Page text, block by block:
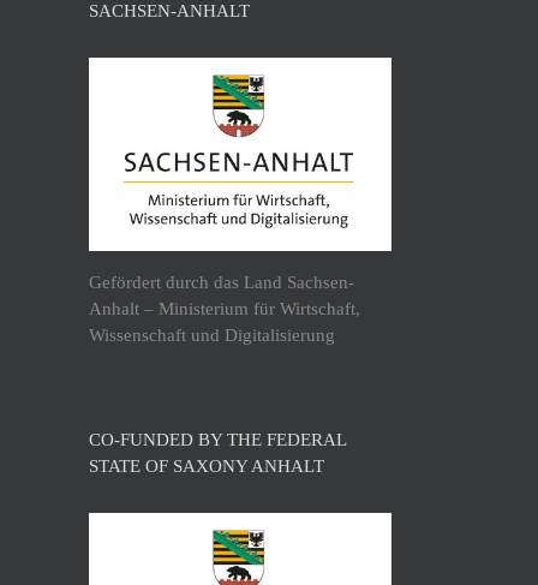
SACHSEN-ANHALT
Gefördert durch das Land Sachsen-
Anhalt – Ministerium für Wirtschaft,
Wissenschaft und Digitalisierung
CO-FUNDED BY THE FEDERAL
STATE OF SAXONY ANHALT